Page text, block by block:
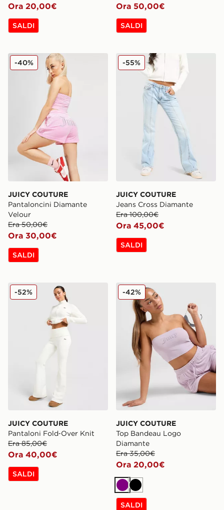
Ora 20,00€
SALDI
Ora 50,00€
SALDI
JUICY COUTURE Pantaloncini Diamante Velour
JUICY COUTURE
Pantaloncini Diamante
Velour
Era 50,00€
Ora 30,00€
-40%
SALDI
JUICY COUTURE Jeans
JUICY COUTURE
Jeans Cross Diamante
Era 100,00€
Ora 45,00€
-55%
SALDI
JUICY COUTURE Pantaloni Fold‑Over Knit
JUICY COUTURE
Pantaloni Fold‑Over Knit
Era 85,00€
Ora 40,00€
-52%
SALDI
JUICY COUTURE Top
JUICY COUTURE
Top Bandeau Logo
Diamante
Era 35,00€
Ora 20,00€
-42%
ViolaNero
SALDI